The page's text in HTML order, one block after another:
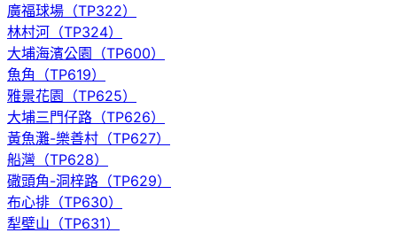
廣福球場（TP322）
林村河（TP324）
大埔海濱公園（TP600）
魚角（TP619）
雅景花園（TP625）
大埔三門仔路（TP626）
黃魚灘-樂善村（TP627）
船灣（TP628）
䃟頭角-洞梓路（TP629）
布心排（TP630）
犁壁山（TP631）